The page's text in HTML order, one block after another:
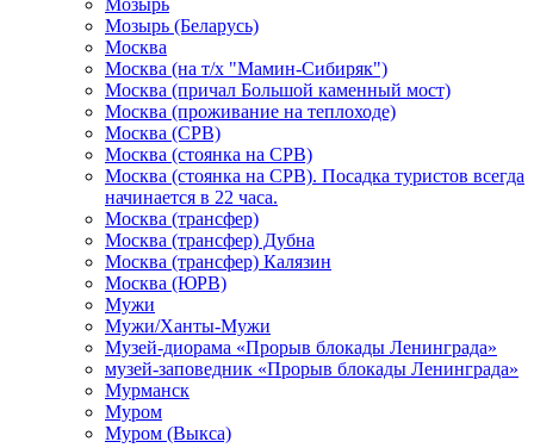
Мозырь
Мозырь (Беларусь)
Москва
Москва (на т/х "Мамин-Сибиряк")
Москва (причал Большой каменный мост)
Москва (проживание на теплоходе)
Москва (СРВ)
Москва (стоянка на СРВ)
Москва (стоянка на СРВ). Посадка туристов всегда
начинается в 22 часа.
Москва (трансфер)
Москва (трансфер) Дубна
Москва (трансфер) Калязин
Москва (ЮРВ)
Мужи
Мужи/Ханты-Мужи
Музей-диорама «Прорыв блокады Ленинграда»
музей-заповедник «Прорыв блокады Ленинграда»
Мурманск
Муром
Муром (Выкса)